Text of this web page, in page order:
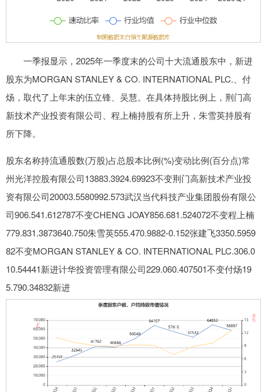
一季报显示，2025年一季度末的公司十大流通股东中，新进
股东为MORGAN STANLEY & CO. INTERNATIONAL PLC.、付
炀，取代了上年末的伍立锋、吴慧。在具体持股比例上，荆门高
新技术产业投资有限公司、程上楠持股有所上升，朱雪英持股有
所下降。
股东名称持流通股数(万股)占总股本比例(%)变动比例(百分点)常
州光洋控股有限公司13883.3924.69923不变荆门高新技术产业投
资有限公司20003.5580992.573武汉当代科技产业集团股份有限公
司906.541.612787不变CHENG JOAY856.681.524072不变程上楠
779.831.3873640.750朱雪英555.470.9882-0.152张建飞3350.5959
82不变MORGAN STANLEY & CO. INTERNATIONAL PLC.306.0
10.54441新进计华投资管理有限公司229.060.407501不变付炀19
5.790.34832新进